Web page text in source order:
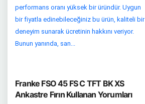
performans oranı yüksek bir üründür. Uygun
bir fiyatla edinebileceğiniz bu ürün, kaliteli bir
deneyim sunarak ücretinin hakkını veriyor.
Bunun yanında, san...
Franke FSO 45 FS C TFT BK XS
Ankastre Fırın Kullanan Yorumları